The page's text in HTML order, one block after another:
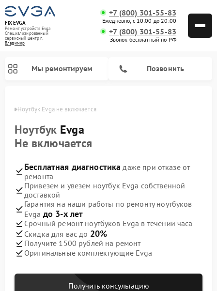
FIX-EVGA
Ремонт устройств Evga
Специализированный
cервисный центр г.
Владимир
+7 (800) 301-55-83
Ежедневно, с 10:00 до 20:00
+7 (800) 301-55-83
Звонок бесплатный по РФ
Мы ремонтируем Позвонить
Ноутбук Evga не включается
Ноутбук Evga
Не включается
Бесплатная диагностика даже при отказе от
ремонта
Привезем и увезем ноутбук Evga собственной
доставкой
Гарантия на наши работы по ремонту ноутбуков
Evga до 3-х лет
Срочный ремонт ноутбуков Evga в течении часа
Скидка для вас до 20%
Получите 1500 рублей на ремонт
Оригинальные комплектующие Evga
Получить консультацию